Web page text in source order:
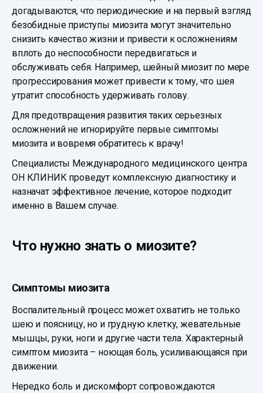
догадываются, что периодические и на первый взгляд
безобидные приступы миозита могут значительно
снизить качество жизни и привести к осложнениям
вплоть до неспособности передвигаться и
обслуживать себя. Например, шейный миозит по мере
прогрессирования может привести к тому, что шея
утратит способность удерживать голову.
Для предотвращения развития таких серьезных
осложнений не игнорируйте первые симптомы
миозита и вовремя обратитесь к врачу!
Специалисты Международного медицинского центра
ОН КЛИНИК проведут комплексную диагностику и
назначат эффективное лечение, которое подходит
именно в Вашем случае.
Что нужно знать о миозите?
Симптомы миозита
Воспалительный процесс может охватить не только
шею и поясницу, но и грудную клетку, жевательные
мышцы, руки, ноги и другие части тела. Характерный
симптом миозита – ноющая боль, усиливающаяся при
движении.
Нередко боль и дискомфорт сопровождаются